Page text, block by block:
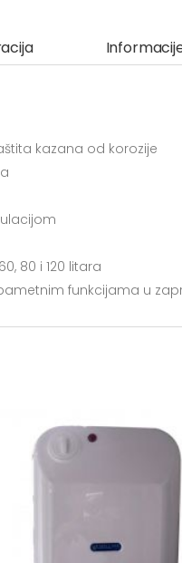
kazana od korozije
80 i 120 litara
funkcijama u